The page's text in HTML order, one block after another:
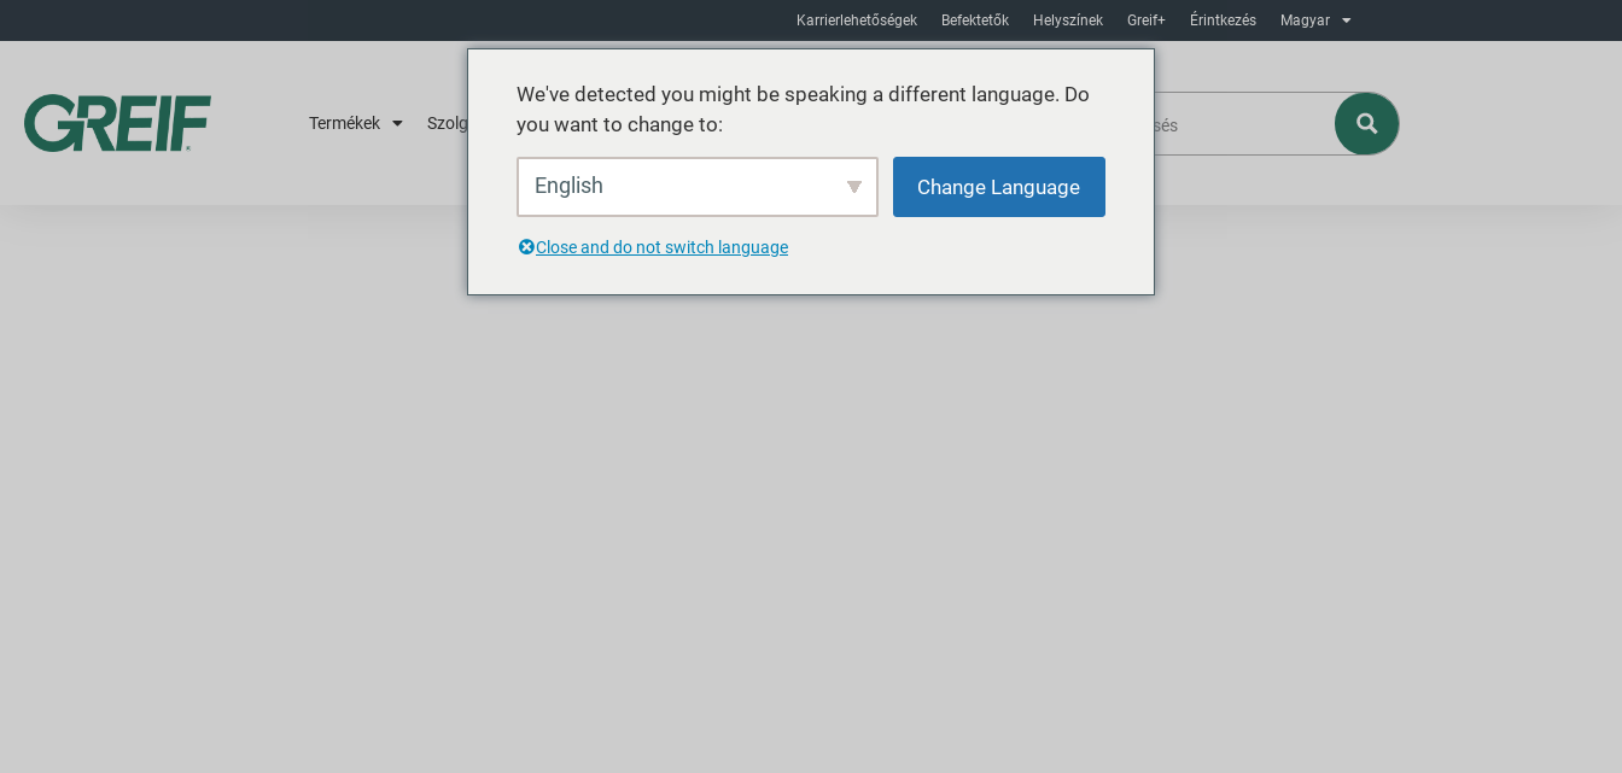
Karrierlehetőségek Befektetők Helyszínek Greif+ Érintkezés Magyar
Termékek Szolgáltatások Fenntarthatóság
We've detected you might be speaking a different language. Do
you want to change to:
English Change Language
Close and do not switch language